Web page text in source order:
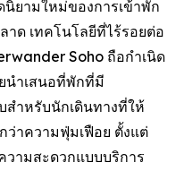
ยามใหม่ของการเข้าพัก
ด เทคโนโลยีที่ไร้รอยต่อ
Soho ถือกำเนิด
นำเสนอที่พักที่มี
ำหรับนักเดินทางที่ให้
าความฟุ่มเฟือย ตั้งแต่
ามสะดวกแบบบริการ